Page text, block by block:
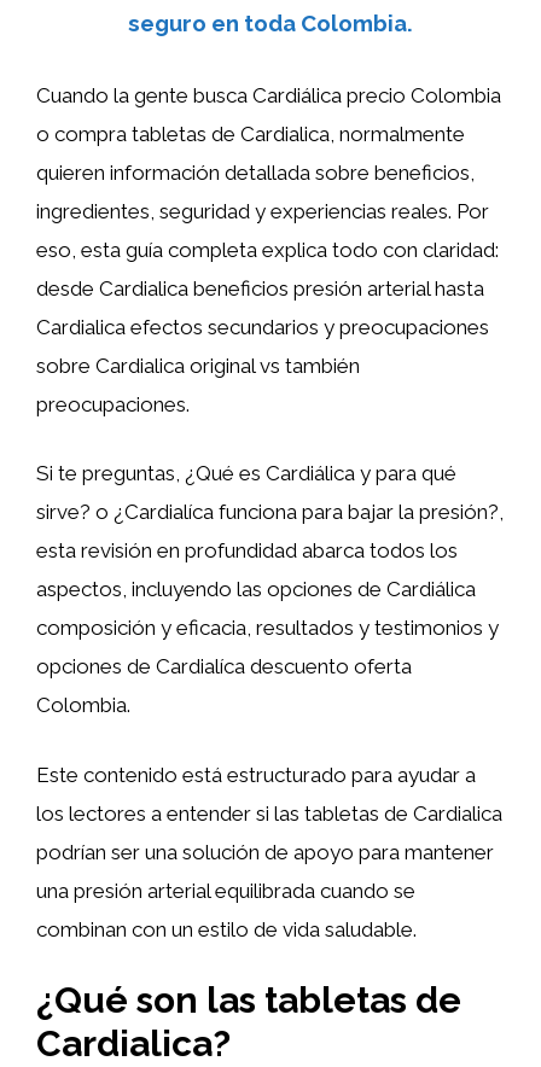
seguro en toda Colombia.
Cuando la gente busca Cardiálica precio Colombia
o compra tabletas de Cardialica, normalmente
quieren información detallada sobre beneficios,
ingredientes, seguridad y experiencias reales. Por
eso, esta guía completa explica todo con claridad:
desde Cardialica beneficios presión arterial hasta
Cardialica efectos secundarios y preocupaciones
sobre Cardialica original vs también
preocupaciones.
Si te preguntas, ¿Qué es Cardiálica y para qué
sirve? o ¿Cardialíca funciona para bajar la presión?,
esta revisión en profundidad abarca todos los
aspectos, incluyendo las opciones de Cardiálica
composición y eficacia, resultados y testimonios y
opciones de Cardialíca descuento oferta
Colombia.
Este contenido está estructurado para ayudar a
los lectores a entender si las tabletas de Cardialica
podrían ser una solución de apoyo para mantener
una presión arterial equilibrada cuando se
combinan con un estilo de vida saludable.
¿Qué son las tabletas de
Cardialica?